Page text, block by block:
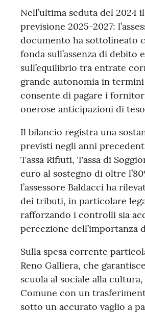
Contenuto
Nell’ultima seduta del 2024
previsione 2025-2027:
documento ha sottolineato
fonda sull’assenza di
sull’equilibrio tra entrate
grande autonomia in
consente di pagare i
onerose anticipazioni di
Il bilancio registra una
previsti negli anni
Tassa Rifiuti, Tassa di
euro al sostegno di oltre
l’assessore Baldacci ha
dei tributi, in particolare
rafforzando i controlli sia
percezione dell’importanza
Sulla spesa corrente
Reno Galliera, che
scuola al sociale alla
Comune con un
sotto un accurato vaglio a